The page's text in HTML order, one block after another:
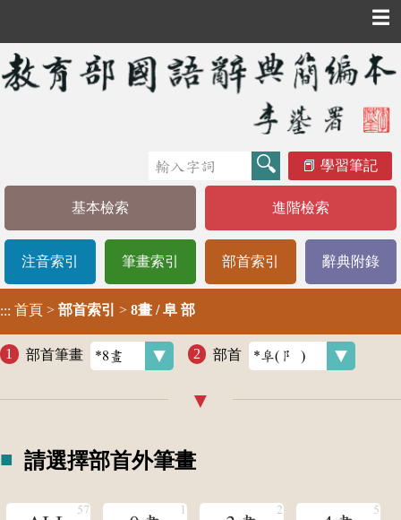
☰
學習筆記
基本檢索 進階檢索
注音索引 筆畫索引 部首索引 辭典附錄
::: 首頁 > 部首索引 > 8畫 / 阜 部
部首筆畫 部首
請選擇部首外筆畫